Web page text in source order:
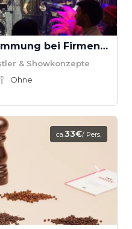
Liveband für beste Stimmung bei Firmenevents
& Showkonzepte
Ohne
ca.33€/ Pers.